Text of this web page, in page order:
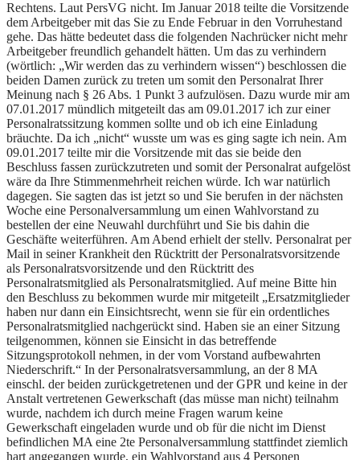
Rechtens. Laut PersVG nicht. Im Januar 2018 teilte die Vorsitzende
dem Arbeitgeber mit das Sie zu Ende Februar in den Vorruhestand
gehe. Das hätte bedeutet dass die folgenden Nachrücker nicht mehr
Arbeitgeber freundlich gehandelt hätten. Um das zu verhindern
(wörtlich: „Wir werden das zu verhindern wissen“) beschlossen die
beiden Damen zurück zu treten um somit den Personalrat Ihrer
Meinung nach § 26 Abs. 1 Punkt 3 aufzulösen. Dazu wurde mir am
07.01.2017 mündlich mitgeteilt das am 09.01.2017 ich zur einer
Personalratssitzung kommen sollte und ob ich eine Einladung
bräuchte. Da ich „nicht“ wusste um was es ging sagte ich nein. Am
09.01.2017 teilte mir die Vorsitzende mit das sie beide den
Beschluss fassen zurückzutreten und somit der Personalrat aufgelöst
wäre da Ihre Stimmenmehrheit reichen würde. Ich war natürlich
dagegen. Sie sagten das ist jetzt so und Sie berufen in der nächsten
Woche eine Personalversammlung um einen Wahlvorstand zu
bestellen der eine Neuwahl durchführt und Sie bis dahin die
Geschäfte weiterführen. Am Abend erhielt der stellv. Personalrat per
Mail in seiner Krankheit den Rücktritt der Personalratsvorsitzende
als Personalratsvorsitzende und den Rücktritt des
Personalratsmitglied als Personalratsmitglied. Auf meine Bitte hin
den Beschluss zu bekommen wurde mir mitgeteilt „Ersatzmitglieder
haben nur dann ein Einsichtsrecht, wenn sie für ein ordentliches
Personalratsmitglied nachgerückt sind. Haben sie an einer Sitzung
teilgenommen, können sie Einsicht in das betreffende
Sitzungsprotokoll nehmen, in der vom Vorstand aufbewahrten
Niederschrift.“ In der Personalratsversammlung, an der 8 MA
einschl. der beiden zurückgetretenen und der GPR und keine in der
Anstalt vertretenen Gewerkschaft (das müsse man nicht) teilnahm
wurde, nachdem ich durch meine Fragen warum keine
Gewerkschaft eingeladen wurde und ob für die nicht im Dienst
befindlichen MA eine 2te Personalversammlung stattfindet ziemlich
hart angegangen wurde, ein Wahlvorstand aus 4 Personen